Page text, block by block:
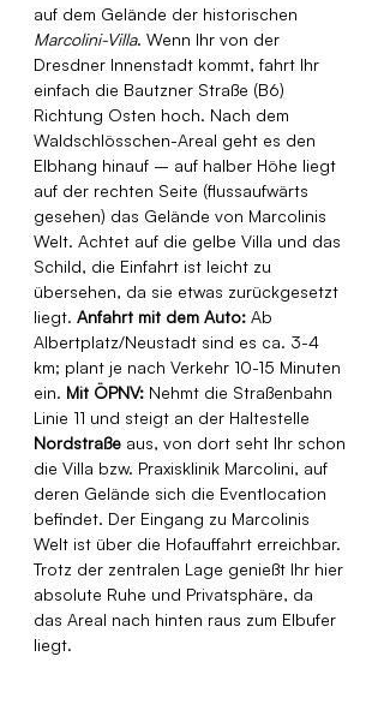
auf dem Gelände der historischen
Marcolini-Villa. Wenn Ihr von der
Dresdner Innenstadt kommt, fahrt Ihr
einfach die Bautzner Straße (B6)
Richtung Osten hoch. Nach dem
Waldschlösschen-Areal geht es den
Elbhang hinauf – auf halber Höhe liegt
auf der rechten Seite (flussaufwärts
gesehen) das Gelände von Marcolinis
Welt. Achtet auf die gelbe Villa und das
Schild, die Einfahrt ist leicht zu
übersehen, da sie etwas zurückgesetzt
liegt. Anfahrt mit dem Auto: Ab
Albertplatz/Neustadt sind es ca. 3-4
km; plant je nach Verkehr 10-15 Minuten
ein. Mit ÖPNV: Nehmt die Straßenbahn
Linie 11 und steigt an der Haltestelle
Nordstraße aus, von dort seht Ihr schon
die Villa bzw. Praxisklinik Marcolini, auf
deren Gelände sich die Eventlocation
befindet. Der Eingang zu Marcolinis
Welt ist über die Hofauffahrt erreichbar.
Trotz der zentralen Lage genießt Ihr hier
absolute Ruhe und Privatsphäre, da
das Areal nach hinten raus zum Elbufer
liegt.